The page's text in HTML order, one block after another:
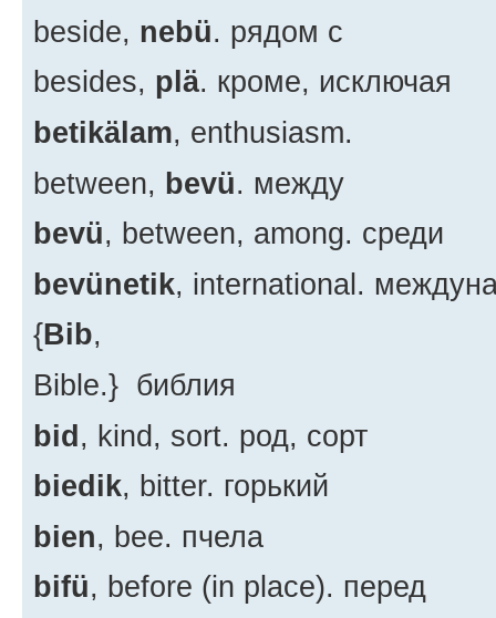
beside, nebü. рядом с
besides, plä. кроме, исключая
betikälam, enthusiasm.
between, bevü. между
bevü, between, among. среди
bevünetik, international.
{Bib,
Bible.} библия
bid, kind, sort. род, сорт
biedik, bitter. горький
bien, bee. пчела
bifü, before (in place). перед